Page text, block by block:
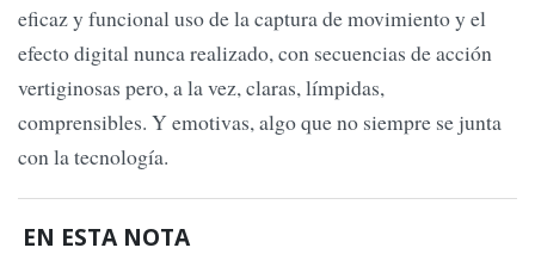
eficaz y funcional uso de la captura de movimiento y el
efecto digital nunca realizado, con secuencias de acción
vertiginosas pero, a la vez, claras, límpidas,
comprensibles. Y emotivas, algo que no siempre se junta
con la tecnología.
EN ESTA NOTA